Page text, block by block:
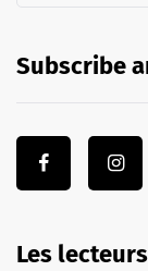
Subscribe
Les